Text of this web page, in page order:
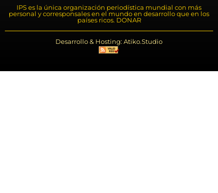
IPS es la única organización periodística mundial con más
personal y corresponsales en el mundo en desarrollo que en los
países ricos. DONAR
Desarrollo & Hosting: Atiko.Studio